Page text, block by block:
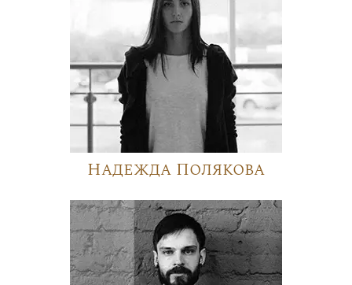
Надежда Полякова